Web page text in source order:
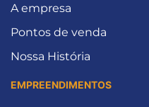
A empresa
Pontos de venda
Nossa História
EMPREENDIMENTOS